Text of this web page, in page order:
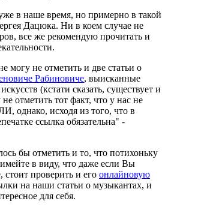
в наше время, но примерно в такой
Дацюка. Ни в коем случае не
все же рекомендую прочитать и
могу не отметить и две статьи о
Рабиновиче, выисканные
(кстати сказать, существует и
отметить тот факт, что у нас не
однако, исходя из того, что в
ссылка обязательна" -
бы отметить и то, что потихоньку
в виду, что даже если Вы
проверить и его онлайновую
на наши статьи о музыкантах, и
для себя.